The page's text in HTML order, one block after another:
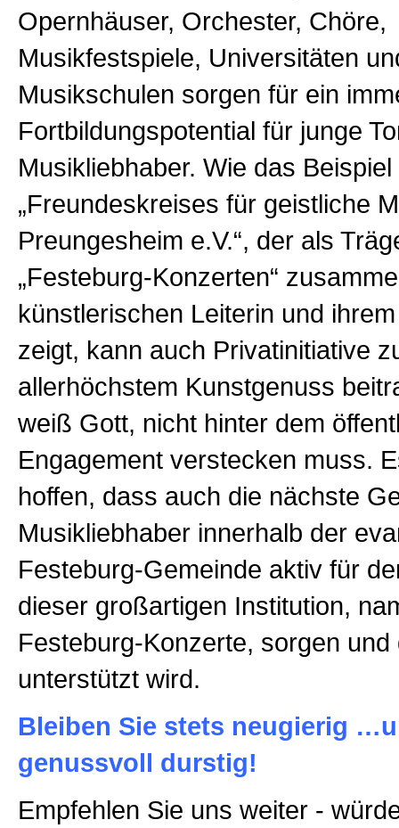
Opernhäuser, Orchester, Chöre,
Musikfestspiele, Universitäten
Musikschulen sorgen für ein
Fortbildungspotential für junge
Musikliebhaber. Wie das Beispiel
„Freundeskreises für geistliche
Preungesheim e.V.“, der als
„Festeburg-Konzerten“
künstlerischen Leiterin und
zeigt, kann auch Privatinitiative
allerhöchstem Kunstgenuss
weiß Gott, nicht hinter dem
Engagement verstecken muss.
hoffen, dass auch die nächste
Musikliebhaber innerhalb der
Festeburg-Gemeinde aktiv für
dieser großartigen Institution,
Festeburg-Konzerte, sorgen und
unterstützt wird.
Bleiben Sie stets neugierig
genussvoll durstig!
Empfehlen Sie uns weiter -